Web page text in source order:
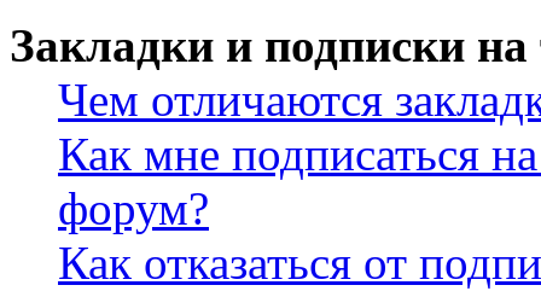
Закладки и подписки
Чем отличаются
Как мне подписаться
форум?
Как отказаться от